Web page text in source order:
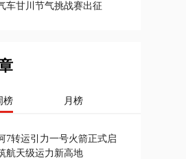
车甘川节气挑战赛出征
榜 月榜
7转运引力一号火箭正式启
航天级运力新高地